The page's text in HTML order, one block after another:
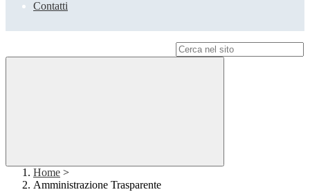
Contatti
Home >
Amministrazione Trasparente